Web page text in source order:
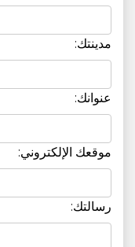
مدينتك:
عنوانك:
موقعك الإلكتروني:
رسالتك: